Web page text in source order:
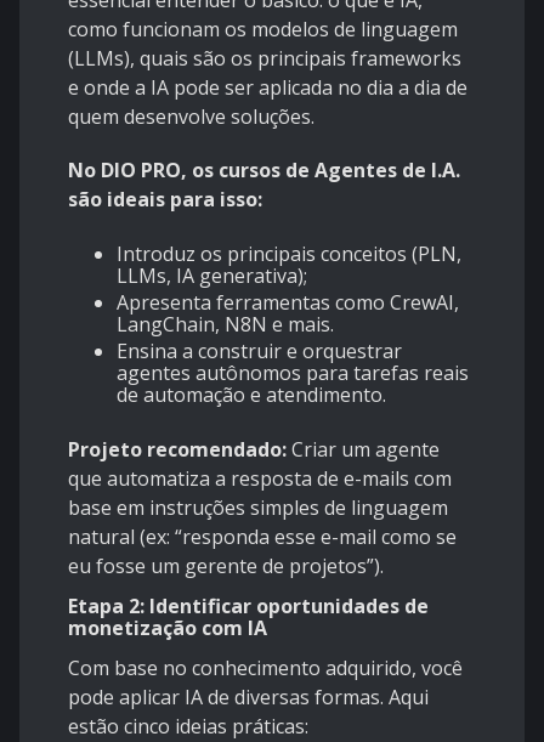
como funcionam os modelos de linguagem
(LLMs), quais são os principais frameworks
e onde a IA pode ser aplicada no dia a dia de
quem desenvolve soluções.
No DIO PRO, os cursos de Agentes de I.A.
são ideais para isso:
Introduz os principais conceitos (PLN,
LLMs, IA generativa);
Apresenta ferramentas como CrewAI,
LangChain, N8N e mais.
Ensina a construir e orquestrar
agentes autônomos para tarefas reais
de automação e atendimento.
Projeto recomendado:Criar um agente
que automatiza a resposta de e-mails com
base em instruções simples de linguagem
natural (ex: “responda esse e-mail como se
eu fosse um gerente de projetos”).
Etapa 2: Identificar oportunidades de
monetização com IA
Com base no conhecimento adquirido, você
pode aplicar IA de diversas formas. Aqui
estão cinco ideias práticas: